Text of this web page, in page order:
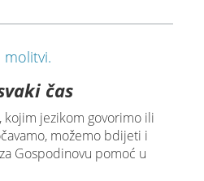
čas
kojim jezikom govorimo ili
možemo bdijeti i
Gospodinovu pomoć u